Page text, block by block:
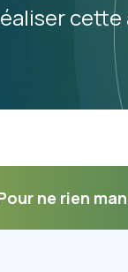
cette
ne rien